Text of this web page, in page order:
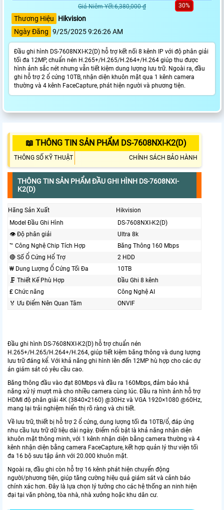
Giá Niêm Yết:6,380,000 ₫ 30%
Thương Hiệu
Hikvision
Ngày Đăng 9/25/2025 9:26:26 AM
Đầu ghi hình DS-7608NXI-K2(D) hỗ trợ kết nối 8 kênh IP với độ phân giải
tối đa 12MP, chuẩn nén H.265+/H.265/H.264+/H.264 giúp thu được
hình ảnh sắc nét nhưng vẫn tiết kiệm dung lượng lưu trữ. Ngoài ra, đầu
ghi hỗ trợ 2 ổ cứng 10TB, nhận diện khuôn mặt qua 1 kênh camera
thường và 4 kênh FaceCapture, phát hiện người và phương tiện.
📖 THÔNG TIN SẢN PHẨM DS-7608NXI-K2(D)
THÔNG SỐ KỸ THUẬT CHÍNH SÁCH BẢO HÀNH
THÔNG TIN SẢN PHẨM ĐẦU GHI HÌNH DS-7608NXI-
K2(D)
Hãng Sản Xuất
Hikvision
Model Đầu Ghi Hình
DS-7608NXI-K2(D)
👁 Độ phân giải
Ultra 8k
™️ Công Nghệ Chip Tích Hợp
Băng Thông 160 Mbps
🔴 Số Ổ Cứng Hổ Trợ
2 HDD
₩ Dung Lượng Ổ Cứng Tối Đa
10TB
🗜️ Thiết Kế Phù Hợp
Đầu Ghi 8 kênh
₤ Chức năng
Công Nghệ AI
️🏅️ Ưu Điểm Nên Quan Tâm
ONVIF
Đầu ghi hình DS-7608NXI-K2(D) hỗ trợ chuẩn nén
H.265+/H.265/H.264+/H.264, giúp tiết kiệm băng thông và dung lượng
lưu trữ đáng kể. Với khả năng ghi hình lên đến 12MP hù hợp cho các dự
án giám sát có yêu cầu cao.
Băng thông đầu vào đạt 80Mbps và đầu ra 160Mbps, đảm bảo khả
năng xử lý mượt mà cho nhiều camera cùng lúc. Đầu ra hình ảnh hỗ trợ
HDMI độ phân giải 4K (3840×2160) @30Hz và VGA 1920×1080 @60Hz,
mang lại trải nghiệm hiển thị rõ ràng và chi tiết.
Về lưu trữ, thiết bị hỗ trợ 2 ổ cứng, dung lượng tối đa 10TB/ổ, đáp ứng
nhu cầu lưu trữ dữ liệu dài ngày. Điểm nổi bật là khả năng nhận diện
khuôn mặt thông minh, với 1 kênh nhận diện bằng camera thường và 4
kênh nhận diện bằng camera FaceCapture, kết hợp quản lý thư viện tối
đa 16 bộ sưu tập ảnh với 20.000 khuôn mặt.
Ngoài ra, đầu ghi còn hỗ trợ 16 kênh phát hiện chuyển động
người/phương tiện, giúp tăng cường hiệu quả giám sát và cảnh báo
chính xác hơn. Đây là lựa chọn lý tưởng cho các hệ thống an ninh hiện
đại tại văn phòng, tòa nhà, nhà xưởng hoặc khu dân cư.